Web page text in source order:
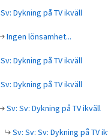
Sv: Dykning på TV ikväll
Ingen lönsamhet...
Sv: Dykning på TV ikväll
Sv: Dykning på TV ikväll
Sv: Sv: Dykning på TV ikväll
Sv: Sv: Sv: Dykning på TV